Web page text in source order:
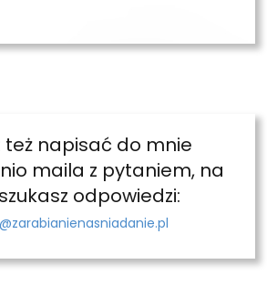
też napisać do mnie
maila z pytaniem, na
odpowiedzi: